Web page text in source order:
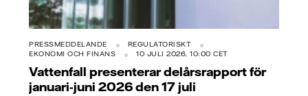
PRESSMEDDELANDE
REGULATORISKT
EKONOMI OCH FINANS
10 JULI 2026, 10:00 CET
Vattenfall presenterar delårsrapport för
januari-juni 2026 den 17 juli